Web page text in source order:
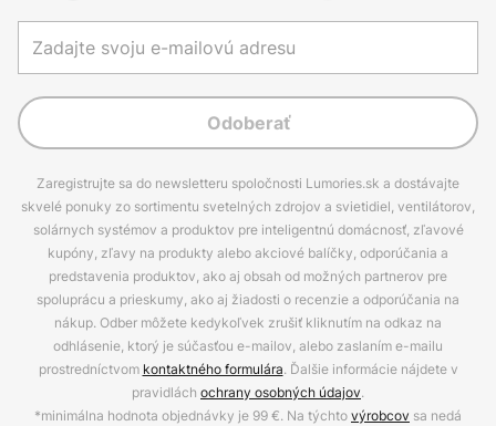
Odoberať
Zaregistrujte sa do newsletteru spoločnosti Lumories.sk a dostávajte
skvelé ponuky zo sortimentu svetelných zdrojov a svietidiel, ventilátorov,
solárnych systémov a produktov pre inteligentnú domácnosť, zľavové
kupóny, zľavy na produkty alebo akciové balíčky, odporúčania a
predstavenia produktov, ako aj obsah od možných partnerov pre
spoluprácu a prieskumy, ako aj žiadosti o recenzie a odporúčania na
nákup. Odber môžete kedykoľvek zrušiť kliknutím na odkaz na
odhlásenie, ktorý je súčasťou e-mailov, alebo zaslaním e-mailu
prostredníctvom kontaktného formulára. Ďalšie informácie nájdete v
pravidlách ochrany osobných údajov.
*minimálna hodnota objednávky je 99 €. Na týchtovýrobcov sa nedá